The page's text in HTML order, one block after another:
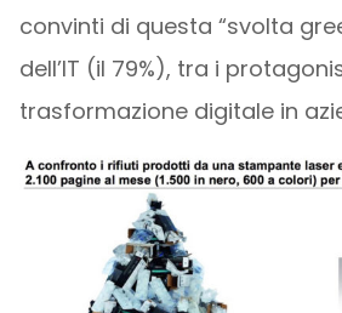
convinti di questa “svolta
dell’IT (il 79%), tra i
trasformazione digitale in